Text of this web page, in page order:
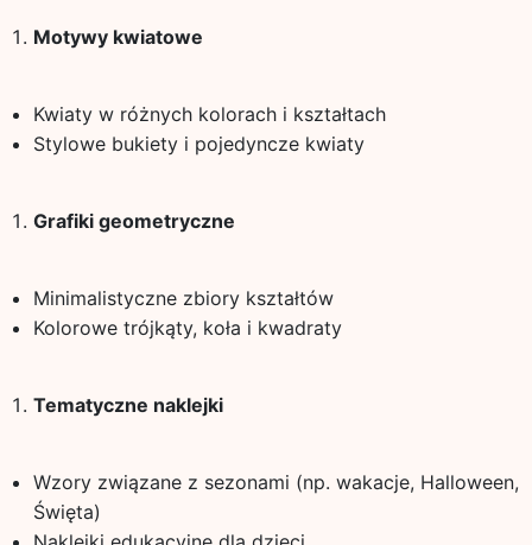
Motywy kwiatowe
Kwiaty w różnych kolorach i kształtach
Stylowe bukiety i pojedyncze kwiaty
Grafiki geometryczne
Minimalistyczne zbiory kształtów
Kolorowe trójkąty, koła i kwadraty
Tematyczne naklejki
Wzory związane z sezonami (np. wakacje, Halloween,
Święta)